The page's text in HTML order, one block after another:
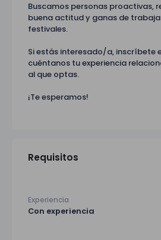
Buscamos personas proactivas,
buena actitud y ganas de
festivales.
Si estás interesado/a, inscríbete
cuéntanos tu experiencia
al que optas.
¡Te esperamos!
Requisitos
Experiencia
Con experiencia